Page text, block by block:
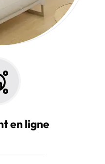
en ligne